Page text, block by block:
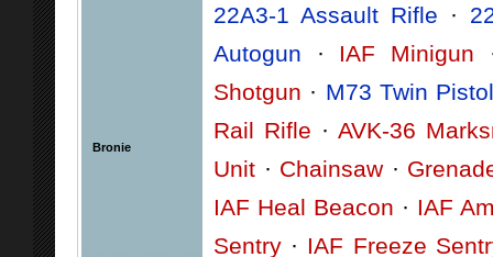
Bronie
22A3-1 Assault Rifle ·
Autogun · IAF Minigun
Shotgun · M73 Twin
Rail Rifle · AVK-36
Unit · Chainsaw ·
IAF Heal Beacon · IAF
Sentry · IAF Freeze